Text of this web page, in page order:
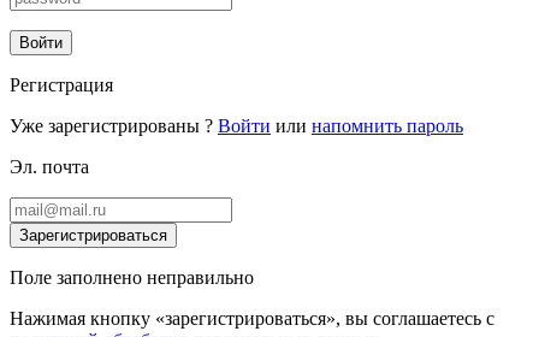
Войти
Регистрация
Уже зарегистрированы ? Войти или напомнить пароль
Эл. почта
Зарегистрироваться
Поле заполнено неправильно
Нажимая кнопку «зарегистрироваться», вы соглашаетесь с